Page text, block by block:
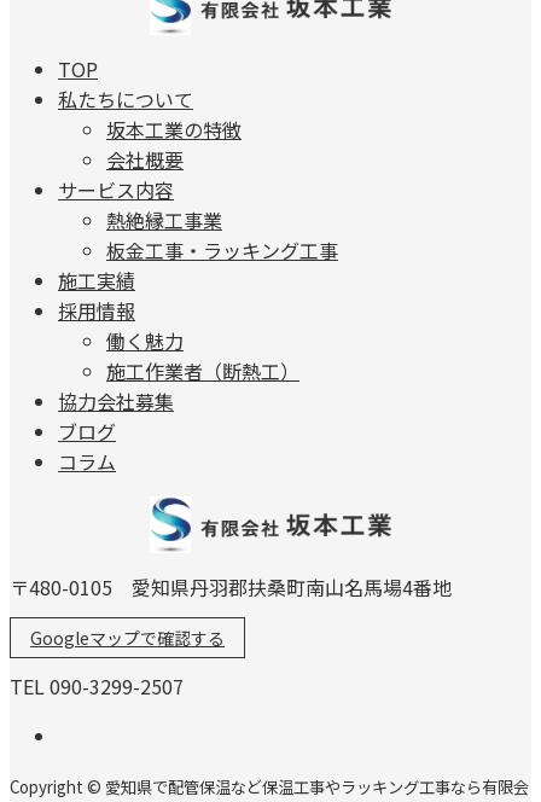
TOP
私たちについて
坂本工業の特徴
会社概要
サービス内容
熱絶縁工事業
板金工事・ラッキング工事
施工実績
採用情報
働く魅力
施工作業者（断熱工）
協力会社募集
ブログ
コラム
〒480-0105 愛知県丹羽郡扶桑町南山名馬場4番地
Googleマップで確認する
TEL 090-3299-2507
Copyright © 愛知県で配管保温など保温工事やラッキング工事なら有限会